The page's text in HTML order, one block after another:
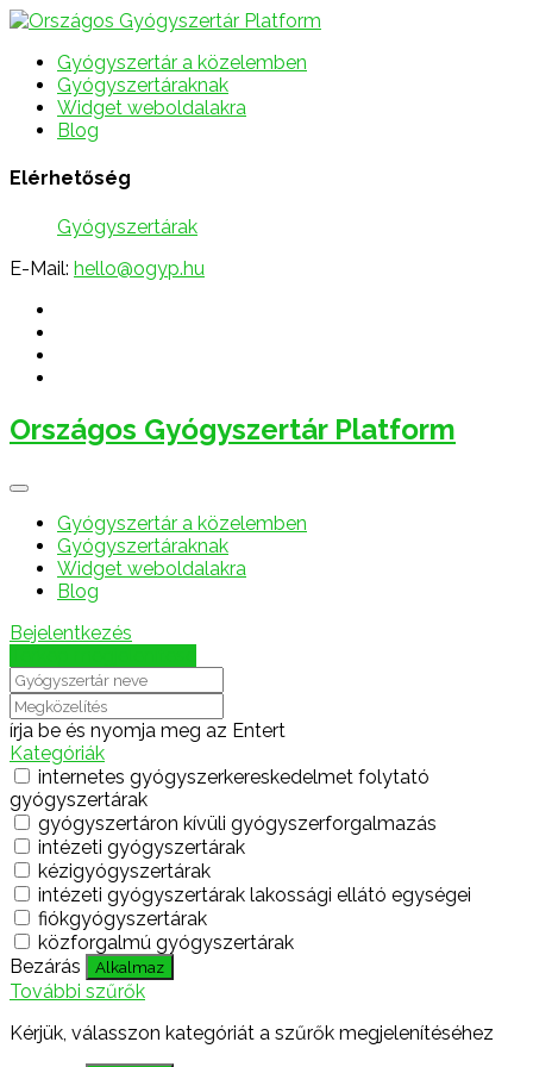
Gyógyszertár a közelemben
Gyógyszertáraknak
Widget weboldalakra
Blog
Elérhetőség
Gyógyszertárak
E-Mail: hello@ogyp.hu
Országos Gyógyszertár Platform
Gyógyszertár a közelemben
Gyógyszertáraknak
Widget weboldalakra
Blog
Bejelentkezés
írja be és nyomja meg az Entert
Kategóriák
internetes gyógyszerkereskedelmet folytató
gyógyszertárak
gyógyszertáron kívüli gyógyszerforgalmazás
intézeti gyógyszertárak
kézigyógyszertárak
intézeti gyógyszertárak lakossági ellátó egységei
fiókgyógyszertárak
közforgalmú gyógyszertárak
Bezárás
Alkalmaz
További szűrők
Kérjük, válasszon kategóriát a szűrők megjelenítéséhez